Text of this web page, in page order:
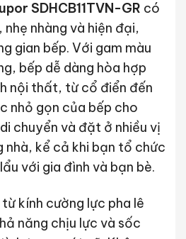
SDHCB11TVN-GR có
nhàng và hiện đại,
gian bếp. Với gam màu
bếp dễ dàng hòa hợp
nội thất, từ cổ điển đến
nhỏ gọn của bếp cho
chuyển và đặt ở nhiều vị
nhà, kể cả khi bạn tổ chức
với gia đình và bạn bè.
kính cường lực pha lê
năng chịu lực và sốc